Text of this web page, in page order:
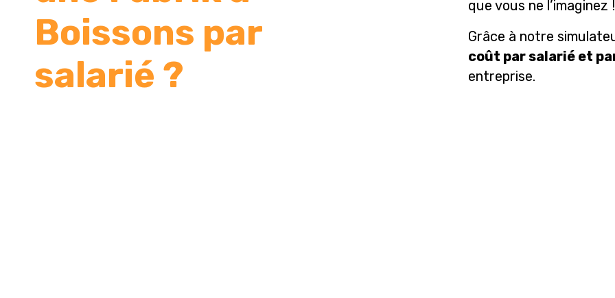
Boissons par
salarié ?
que vous ne l’imaginez !
Grâce à notre
coût par salarié et
entreprise.